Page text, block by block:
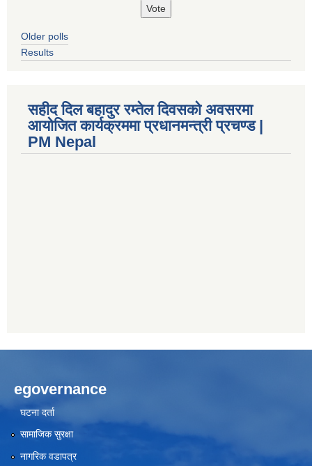
Older polls
Results
सहीद दिल बहादुर रम्तेल दिवसको अवसरमा
आयोजित कार्यक्रममा प्रधानमन्त्री प्रचण्ड |
PM Nepal
egovernance
घटना दर्ता
सामाजिक सुरक्षा
नागरिक वडापत्र